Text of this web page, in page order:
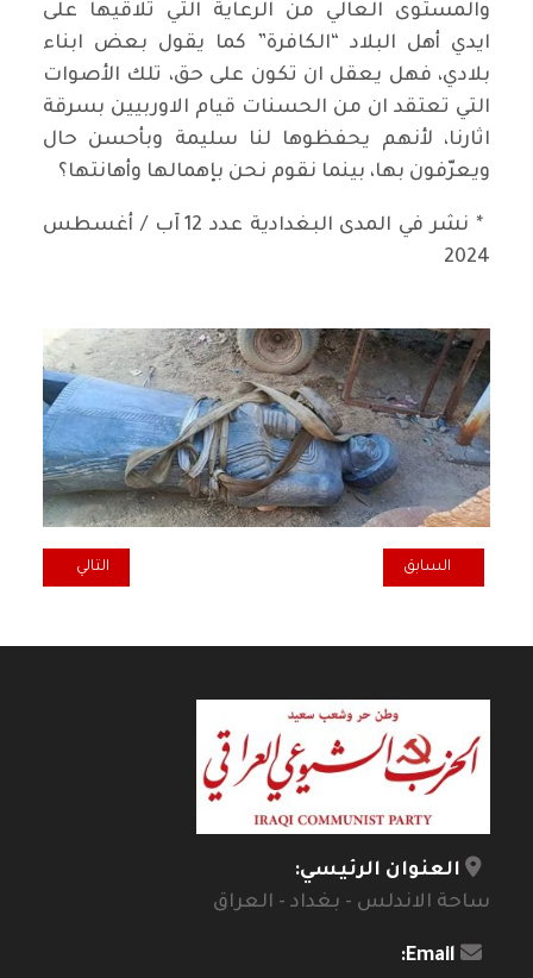
والمستوى العالي من الرعاية التي تلاقيها على
ايدي أهل البلاد “الكافرة” كما يقول بعض ابناء
بلادي، فهل يعقل ان تكون على حق، تلك الأصوات
التي تعتقد ان من الحسنات قيام الاوربيين بسرقة
اثارنا، لأنهم يحفظوها لنا سليمة وبأحسن حال
ويعرّفون بها، بينما نقوم نحن بإهمالها وأهانتها؟
* نشر في المدى البغدادية عدد 12 آب / أغسطس
2024
المقال السابق: مقطع من روايتي القادمة.. الفصل (السماء الثلجية)
السابق المقال التالي:
التالي
العنوان الرئيسي:
ساحة الاندلس - بغداد - العراق
Email: